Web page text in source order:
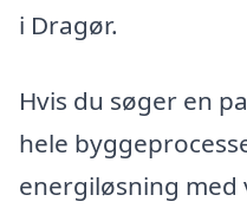
i Dragør.
Hvis du søger en
hele
energiløsning med